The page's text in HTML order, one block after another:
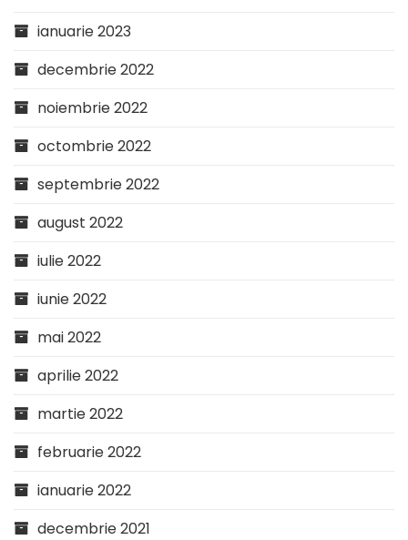
ianuarie 2023
decembrie 2022
noiembrie 2022
octombrie 2022
septembrie 2022
august 2022
iulie 2022
iunie 2022
mai 2022
aprilie 2022
martie 2022
februarie 2022
ianuarie 2022
decembrie 2021